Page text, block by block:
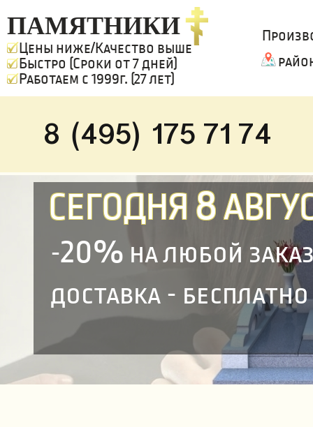
ПАМЯТНИКИ
Цены ниже/Качество выше
Быстро (Сроки от 7 дней)
Работаем с 1999г. (27 лет)
8 (495) 175 71 74
СЕГОДНЯ 8
-20% на любой
доставка - бесплатно